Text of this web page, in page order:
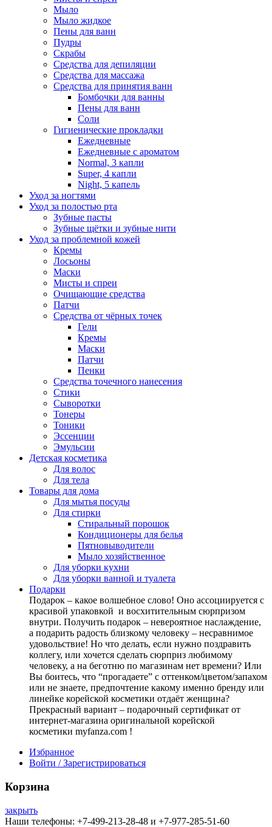
Мыло
Мыло жидкое
Пены для ванн
Пудры
Скрабы
Средства для депиляции
Средства для массажа
Средства для принятия ванн
Бомбочки для ванны
Пены для ванн
Соли
Гигиенические прокладки
Ежедневные
Ежедневные с ароматом
Normal, 3 капли
Super, 4 капли
Night, 5 капель
Уход за ногтями
Уход за полостью рта
Зубные пасты
Зубные щётки и зубные нити
Уход за проблемной кожей
Кремы
Лосьоны
Маски
Мисты и спреи
Очищающие средства
Патчи
Средства от чёрных точек
Гели
Кремы
Маски
Патчи
Пенки
Средства точечного нанесения
Стики
Сыворотки
Тонеры
Тоники
Эссенции
Эмульсии
Детская косметика
Для волос
Для тела
Товары для дома
Для мытья посуды
Для стирки
Стиральный порошок
Кондиционеры для белья
Пятновыводители
Мыло хозяйственное
Для уборки кухни
Для уборки ванной и туалета
Подарки
Подарок – какое волшебное слово! Оно ассоциируется с
красивой упаковкой и восхитительным сюрпризом
внутри. Получить подарок – невероятное наслаждение,
а подарить радость близкому человеку – несравнимое
удовольствие! Но что делать, если нужно поздравить
коллегу, или хочется сделать сюрприз любимому
человеку, а на беготню по магазинам нет времени? Или
Вы боитесь, что “прогадаете” с оттенком/цветом/запахом
или не знаете, предпочтение какому именно бренду или
линейке корейской косметики отдаёт женщина?
Прекрасный вариант – подарочный сертификат от
интернет-магазина оригинальной корейской
косметики myfanza.com !
Избранное
Войти / Зарегистрироваться
Корзина
закрыть
Наши телефоны: +7-499-213-28-48 и +7-977-285-51-60